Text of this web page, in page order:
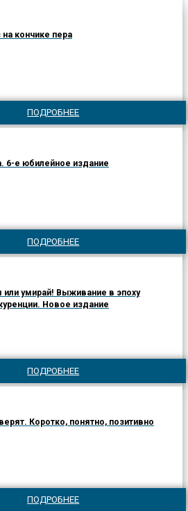
кончике пера
ПОДРОБНЕЕ
6-е юбилейное издание
ПОДРОБНЕЕ
умирай! Выживание в эпоху
Новое издание
ПОДРОБНЕЕ
Коротко, понятно, позитивно
ПОДРОБНЕЕ